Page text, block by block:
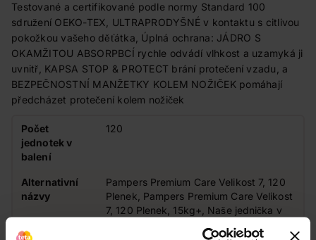
Testované a certifikované podle normy Standard 100
sdružení OEKO-TEX, ULTRAPRODYŠNÉ v kontaktu s citlivou
pokožkou vašeho děťátka, Úplná ochrana: JÁDRO S
OKAMŽITOU ABSORPBCÍ rychle odvádí vlhkost a uzamyká ji
uvnitř, KAPSA STOP & PROTECT brání protečení vzadu, a
BEZPEČNOSTNÍ MANŽETKY KOLEM NOŽIČEK pomáhají
předcházet protečení kolem nožiček
Počet
jednotek v
balení
120
Alternativní
názvy
Pampers Premium Care Velikost 7, 120
Plenek, Pampers Premium Care Velikost
7, 120 Plenek, 15kg+, Naše jednička v